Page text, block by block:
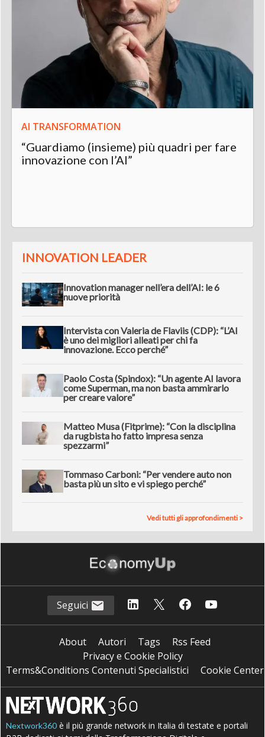
AI TRANSFORMATION
“Guardiamo (insieme) più quadri per fare
innovazione con l’AI”
INNOVATION LEADER
Innovation manager nell’era dell’AI: le 6
nuove priorità
Intervista con Valeria de Flaviis (CDP): “L’AI
è uno dei migliori alleati per chi fa
innovazione. Ecco perché”
Paolo Costa (Spindox): “Un agente AI lavora
come Superman, ma non basta ammirarlo
per creare valore”
Matteo Musa (Fitprime): “Con la disciplina
da rugbista ho fatto impresa senza
spezzarmi”
Tommaso Carboni: “Per vendere auto non
basta più un sito e vi spiego perché”
Vedi tutti gli approfondimenti >
Seguici
About Autori Tags
Rss Feed
Privacy e Cookie Policy
Terms&Conditions Contenuti Specialistici
Cookie Center
Nextwork360 è il più grande network in Italia di testate e portali